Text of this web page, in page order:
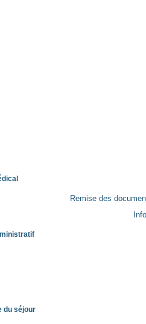
plan médical
le plan administratif
Appréciation globale du séjour